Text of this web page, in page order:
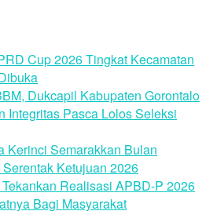
Cup 2026 Tingkat Kecamatan
Dukcapil Kabupaten Gorontalo
Integritas Pasca Lolos Seleksi
Kerinci Semarakkan Bulan
Ketujuan 2026
Realisasi APBD-P 2026
Bagi Masyarakat